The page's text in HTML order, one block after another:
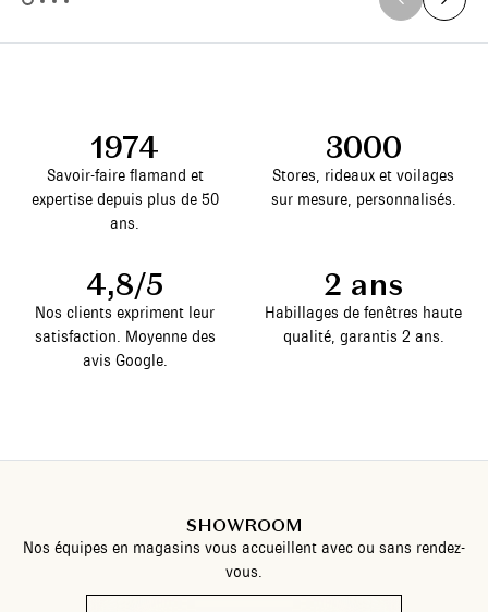
1974
Savoir-faire flamand et
expertise depuis plus de 50
ans.
3000
Stores, rideaux et voilages
sur mesure, personnalisés.
4,8/5
Nos clients expriment leur
satisfaction. Moyenne des
avis Google.
2 ans
Habillages de fenêtres haute
qualité, garantis 2 ans.
SHOWROOM
Nos équipes en magasins vous accueillent avec ou sans rendez-
vous.